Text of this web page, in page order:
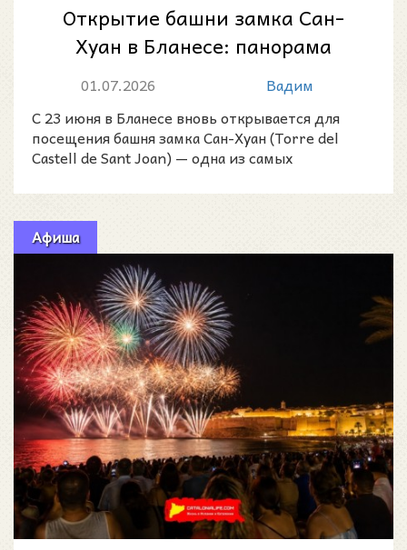
Открытие башни замка Сан-
Хуан в Бланесе: панорама
Коста-Бравы с высоты
средневековой крепо...
01.07.2026
Вадим
С 23 июня в Бланесе вновь открывается для
посещения башня замка Сан-Хуан (Torre del
Castell de Sant Joan) — одна из самых
Афиша